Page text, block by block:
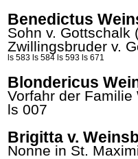
Benedictus
Sohn v. Gottschalk
Zwillingsbruder v.
ls 583 ls 584 ls 593 ls 671
Blondericus
Vorfahr der Familie
ls 007
Brigitta v.
Nonne in St.